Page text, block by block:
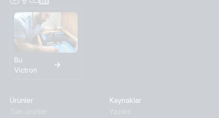
Bu
Victron
Ürünler
Tüm ürünler
Kaynaklar
Yazılım